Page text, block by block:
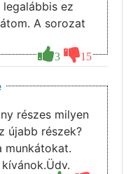
3 15
legalábbis ez
A sorozat
részes milyen
újabb részek?
munkátokat.